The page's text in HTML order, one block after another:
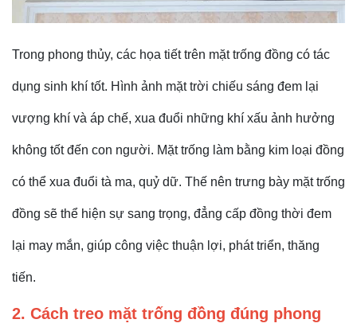
Trong phong thủy, các họa tiết trên mặt trống đồng có tác
dụng sinh khí tốt. Hình ảnh mặt trời chiếu sáng đem lại
vượng khí và áp chế, xua đuổi những khí xấu ảnh hưởng
không tốt đến con người. Mặt trống làm bằng kim loại đồng
có thể xua đuổi tà ma, quỷ dữ. Thế nên trưng bày mặt trống
đồng sẽ thể hiện sự sang trọng, đẳng cấp đồng thời đem
lại may mắn, giúp công việc thuận lợi, phát triển, thăng
tiến.
2. Cách treo mặt trống đồng đúng phong